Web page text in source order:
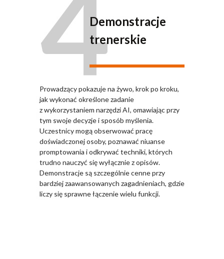
Demonstracje
trenerskie
Prowadzący pokazuje na żywo, krok po kroku,
jak wykonać określone zadanie
z wykorzystaniem narzędzi AI, omawiając przy
tym swoje decyzje i sposób myślenia.
Uczestnicy mogą obserwować pracę
doświadczonej osoby, poznawać niuanse
promptowania i odkrywać techniki, których
trudno nauczyć się wyłącznie z opisów.
Demonstracje są szczególnie cenne przy
bardziej zaawansowanych zagadnieniach, gdzie
liczy się sprawne łączenie wielu funkcji.